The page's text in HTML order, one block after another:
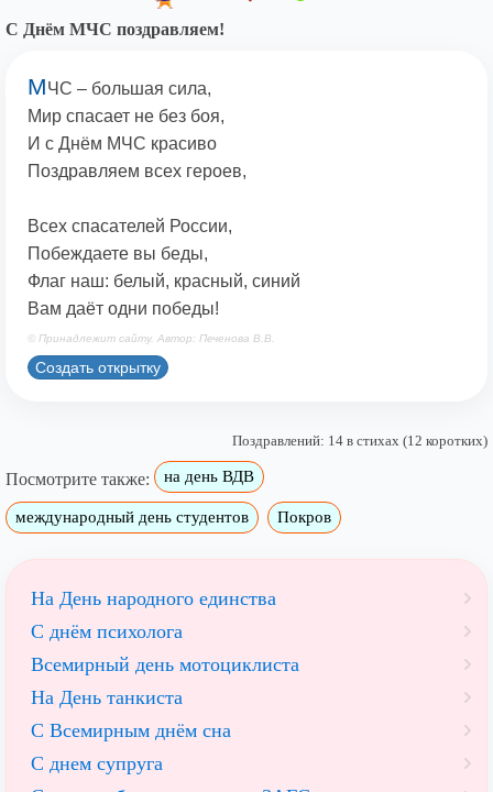
С Днём МЧС поздравляем!
МЧС – большая сила,
Мир спасает не без боя,
И с Днём МЧС красиво
Поздравляем всех героев,
Всех спасателей России,
Побеждаете вы беды,
Флаг наш: белый, красный, синий
Вам даёт одни победы!
© Принадлежит сайту. Автор: Печенова В.В.
Создать открытку
Поздравлений: 14 в стихах (12 коротких)
Посмотрите также: на день ВДВ
международный день студентов Покров
На День народного единства
С днём психолога
Всемирный день мотоциклиста
На День танкиста
С Всемирным днём сна
С днем супруга